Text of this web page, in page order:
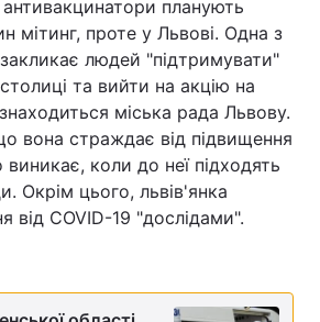
планують
мітинг, проте у Львові. Одна з
людей "підтримувати"
та вийти на акцію на
міська рада Львову.
вона страждає від підвищення
виникає, коли до неї підходять
Окрім цього, львів'янка
від COVID-19 "дослідами".